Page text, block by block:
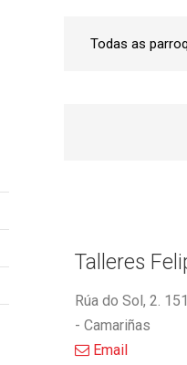
Talleres
Rúa do Sol, 2.
- Camariñas
Email